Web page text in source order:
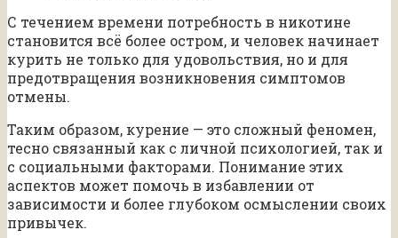
С течением времени потребность в никотине
становится всё более остром, и человек начинает
курить не только для удовольствия, но и для
предотвращения возникновения симптомов
отмены.
Таким образом, курение — это сложный феномен,
тесно связанный как с личной психологией, так и
с социальными факторами. Понимание этих
аспектов может помочь в избавлении от
зависимости и более глубоком осмыслении своих
привычек.